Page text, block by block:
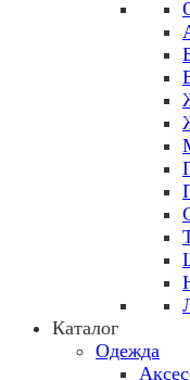
Каталог
Одежда